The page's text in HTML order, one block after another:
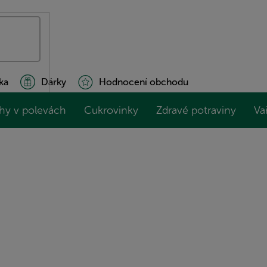
Dárky Hodnocení obchodu
v polevách Cukrovinky Zdravé potraviny